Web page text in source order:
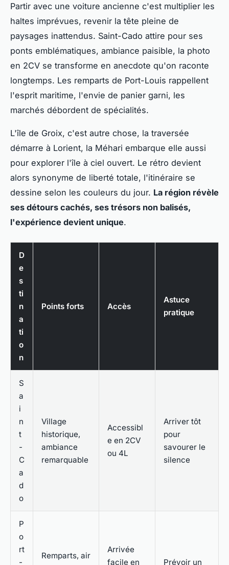
Partir avec une voiture ancienne c'est multiplier les
haltes imprévues, revenir la tête pleine de
paysages inattendus. Saint-Cado attire pour ses
ponts emblématiques, ambiance paisible, la photo
en 2CV se transforme en anecdote qu'on raconte
longtemps. Les remparts de Port-Louis rappellent
l'esprit maritime, l'envie de panier garni, les
marchés débordent de spécialités.
L'île de Groix, c'est autre chose, la traversée
démarre à Lorient, la Méhari embarque elle aussi
pour explorer l'île à ciel ouvert. Le rétro devient
alors synonyme de liberté totale, l'itinéraire se
dessine selon les couleurs du jour. La région révèle
ses détours cachés, ses trésors non balisés,
l'expérience devient unique.
D
e
s
ti
n
a
ti
o
n
Points forts Accès
Astuce
pratique
S
a
i
n
t
-
C
a
d
o
Village
historique,
ambiance
remarquable
Accessibl
e en 2CV
ou 4L
Arriver tôt
pour
savourer le
silence
P
o
rt
-
Remparts, air
Arrivée
facile en
Prévoir un